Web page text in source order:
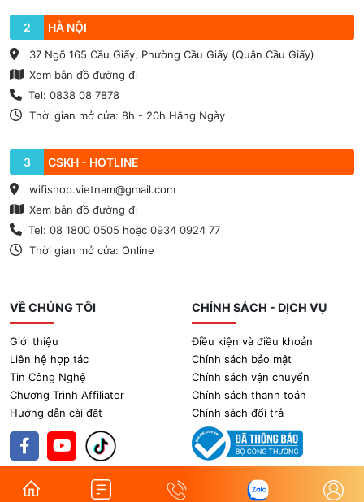
2 HÀ NỘI
37 Ngõ 165 Cầu Giấy, Phường Cầu Giấy (Quận Cầu Giấy)
Xem bản đồ đường đi
Tel: 0838 08 7878
Thời gian mở cửa: 8h - 20h Hằng Ngày
3 CSKH - HOTLINE
wifishop.vietnam@gmail.com
Xem bản đồ đường đi
Tel: 08 1800 0505 hoặc 0934 0924 77
Thời gian mở cửa: Online
VỀ CHÚNG TÔI
Giới thiệu
Liên hệ hợp tác
Tin Công Nghệ
Chương Trình Affiliater
Hướng dẫn cài đặt
CHÍNH SÁCH - DỊCH VỤ
Điều kiện và điều khoản
Chính sách bảo mật
Chính sách vận chuyển
Chính sách thanh toán
Chính sách đổi trả